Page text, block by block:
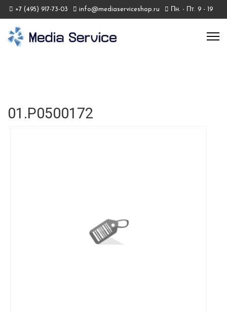
+7 (495) 917-73-03 info@mediaserviceshop.ru Пн. - Пт. 9 - 19
01.P0500172